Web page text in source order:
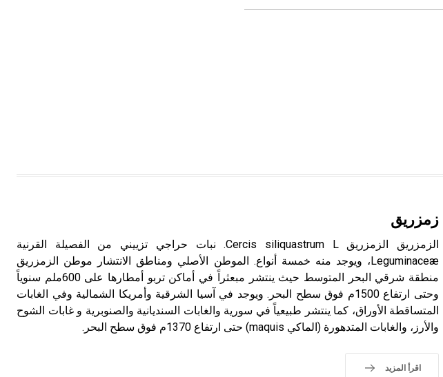
زمزريق
الزمزريق الزمزريق Cercis siliquastrum L. نبات حراجي تزييني من الفصيلة القرنية
Leguminaceæ، ويوجد منه خمسة أنواع. الموطن الأصلي ومناطق الانتشار موطن الزمزريق
منطقة شرقي البحر المتوسط حيث ينتشر مبعثراً في أماكن تربو أمطارها على 600ملم سنوياً
وحتى ارتفاع 1500م فوق سطح البحر. ويوجد في آسيا الشرقية وأمريكا الشمالية وفي الغابات
المتساقطة الأوراق، كما ينتشر طبيعياً في سورية والغابات السنديانية والصنوبرية و غابات الشوح
والأرز، والغابات المتدهورة (الماكي maquis) حتى ارتفاع 1370م فوق سطح البحر.
اقرأ المزيد